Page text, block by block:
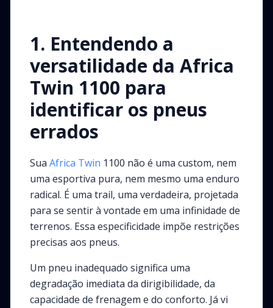
1. Entendendo a
versatilidade da Africa
Twin 1100 para
identificar os pneus
errados
Sua Africa Twin 1100 não é uma custom, nem
uma esportiva pura, nem mesmo uma enduro
radical. É uma trail, uma verdadeira, projetada
para se sentir à vontade em uma infinidade de
terrenos. Essa especificidade impõe restrições
precisas aos pneus.
Um pneu inadequado significa uma
degradação imediata da dirigibilidade, da
capacidade de frenagem e do conforto. Já vi